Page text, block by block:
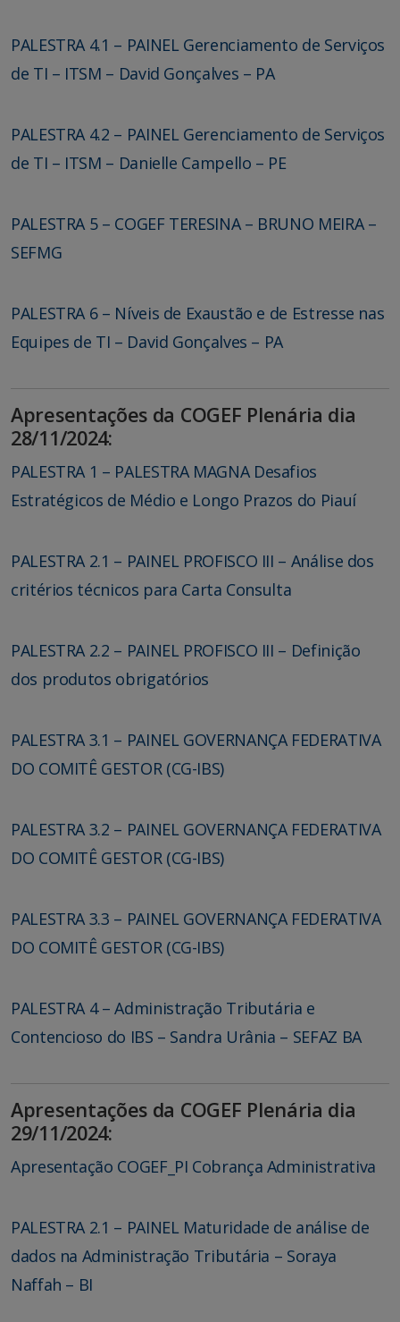
PALESTRA 4.1 – PAINEL Gerenciamento de Serviços
de TI – ITSM – David Gonçalves – PA
PALESTRA 4.2 – PAINEL Gerenciamento de Serviços
de TI – ITSM – Danielle Campello – PE
PALESTRA 5 – COGEF TERESINA – BRUNO MEIRA –
SEFMG
PALESTRA 6 – Níveis de Exaustão e de Estresse nas
Equipes de TI – David Gonçalves – PA
Apresentações da COGEF Plenária dia
28/11/2024:
PALESTRA 1 – PALESTRA MAGNA Desafios
Estratégicos de Médio e Longo Prazos do Piauí
PALESTRA 2.1 – PAINEL PROFISCO III – Análise dos
critérios técnicos para Carta Consulta
PALESTRA 2.2 – PAINEL PROFISCO III – Definição
dos produtos obrigatórios
PALESTRA 3.1 – PAINEL GOVERNANÇA FEDERATIVA
DO COMITÊ GESTOR (CG-IBS)
PALESTRA 3.2 – PAINEL GOVERNANÇA FEDERATIVA
DO COMITÊ GESTOR (CG-IBS)
PALESTRA 3.3 – PAINEL GOVERNANÇA FEDERATIVA
DO COMITÊ GESTOR (CG-IBS)
PALESTRA 4 – Administração Tributária e
Contencioso do IBS – Sandra Urânia – SEFAZ BA
Apresentações da COGEF Plenária dia
29/11/2024:
Apresentação COGEF_PI Cobrança Administrativa
PALESTRA 2.1 – PAINEL Maturidade de análise de
dados na Administração Tributária – Soraya
Naffah – BI